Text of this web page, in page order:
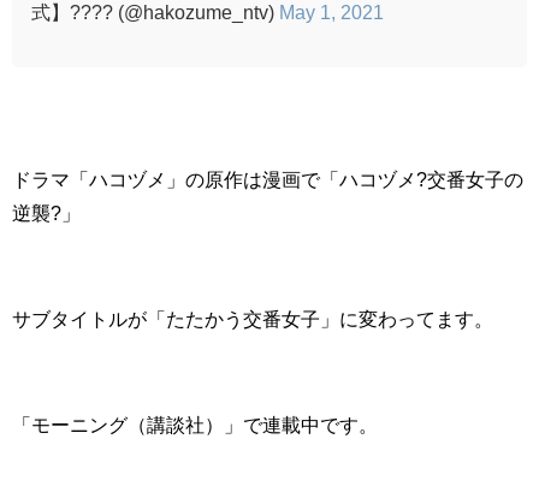
式】???? (@hakozume_ntv) May 1, 2021
ドラマ「ハコヅメ」の原作は漫画で「ハコヅメ?交番女子の
逆襲?」
サブタイトルが「たたかう交番女子」に変わってます。
「モーニング（講談社）」で連載中です。